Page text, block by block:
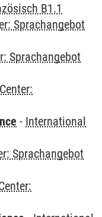
B1.1
Sprachangebot
Sprachangebot
- International
Sprachangebot